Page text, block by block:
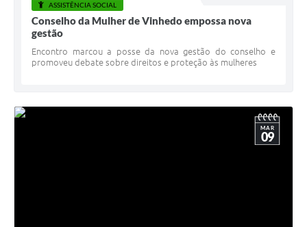
ASSISTÊNCIA SOCIAL
Conselho da Mulher de Vinhedo empossa nova
gestão
Encontro marcou a posse da nova gestão do conselho e
promoveu debate sobre direitos e proteção às mulheres
MAR
09